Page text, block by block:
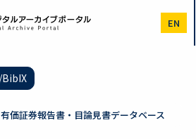
EN
価証券報告書・目論見書データベース